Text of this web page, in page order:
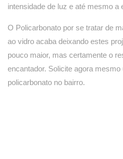
intensidade de luz e até mesmo a
O Policarbonato por se tratar de
ao vidro acaba deixando estes
pouco maior, mas certamente o
encantador. Solicite agora
policarbonato no bairro.